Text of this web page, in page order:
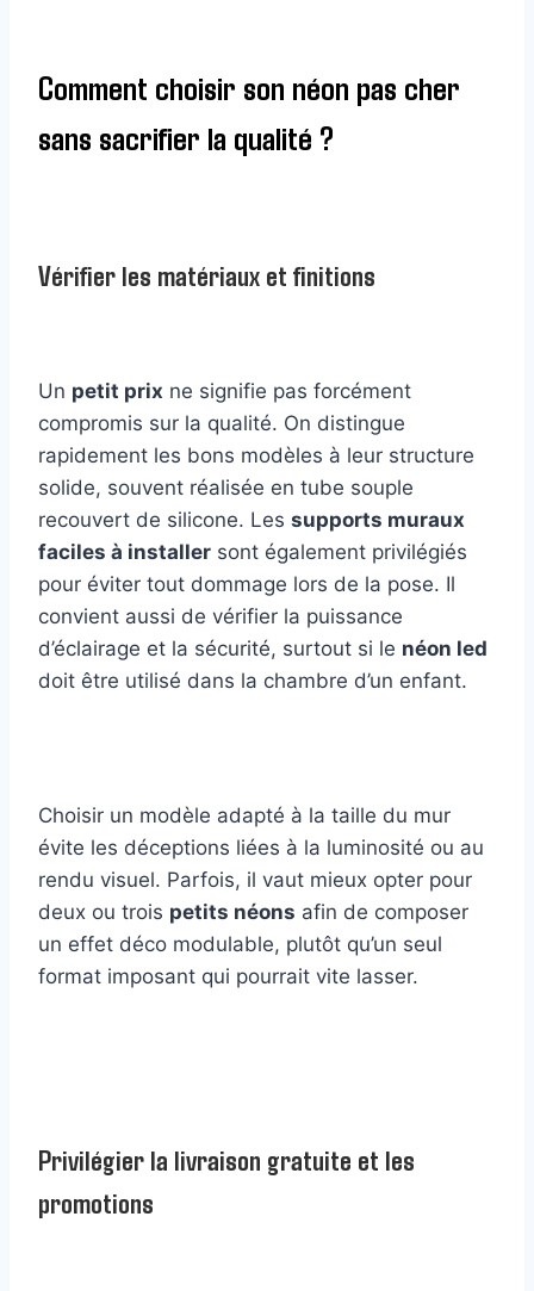
Comment choisir son néon pas cher
sans sacrifier la qualité ?
Vérifier les matériaux et finitions
Un petit prix ne signifie pas forcément
compromis sur la qualité. On distingue
rapidement les bons modèles à leur structure
solide, souvent réalisée en tube souple
recouvert de silicone. Les supports muraux
faciles à installer sont également privilégiés
pour éviter tout dommage lors de la pose. Il
convient aussi de vérifier la puissance
d’éclairage et la sécurité, surtout si le néon led
doit être utilisé dans la chambre d’un enfant.
Choisir un modèle adapté à la taille du mur
évite les déceptions liées à la luminosité ou au
rendu visuel. Parfois, il vaut mieux opter pour
deux ou trois petits néons afin de composer
un effet déco modulable, plutôt qu’un seul
format imposant qui pourrait vite lasser.
Privilégier la livraison gratuite et les
promotions